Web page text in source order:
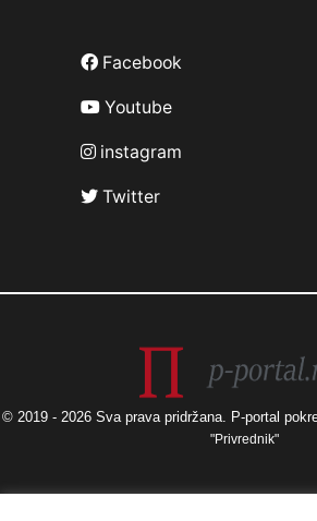
Facebook
Youtube
instagram
Twitter
© 2019 - 2026 Sva prava pridržana. P-portal
"Privrednik"